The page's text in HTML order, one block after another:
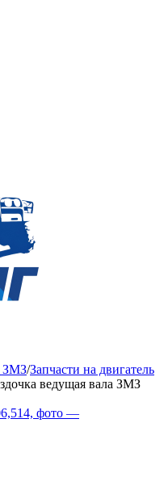
ЗМЗ/Запчасти на двигатель
ведущая вала ЗМЗ